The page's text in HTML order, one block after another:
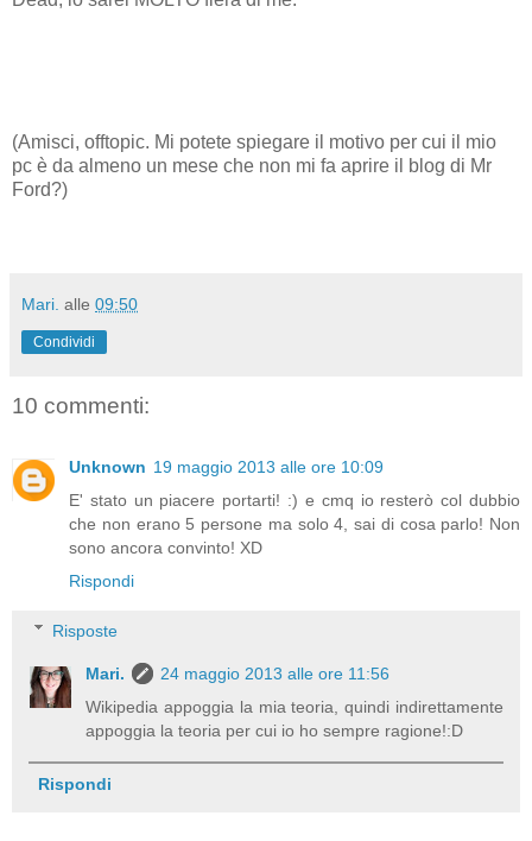
(Amisci, offtopic. Mi potete spiegare il motivo per cui il mio
pc è da almeno un mese che non mi fa aprire il blog di Mr
Ford?)
Mari. alle 09:50
Condividi
10 commenti:
Unknown 19 maggio 2013 alle ore 10:09
E' stato un piacere portarti! :) e cmq io resterò col dubbio
che non erano 5 persone ma solo 4, sai di cosa parlo! Non
sono ancora convinto! XD
Rispondi
Risposte
Mari.
24 maggio 2013 alle ore 11:56
Wikipedia appoggia la mia teoria, quindi indirettamente
appoggia la teoria per cui io ho sempre ragione!:D
Rispondi